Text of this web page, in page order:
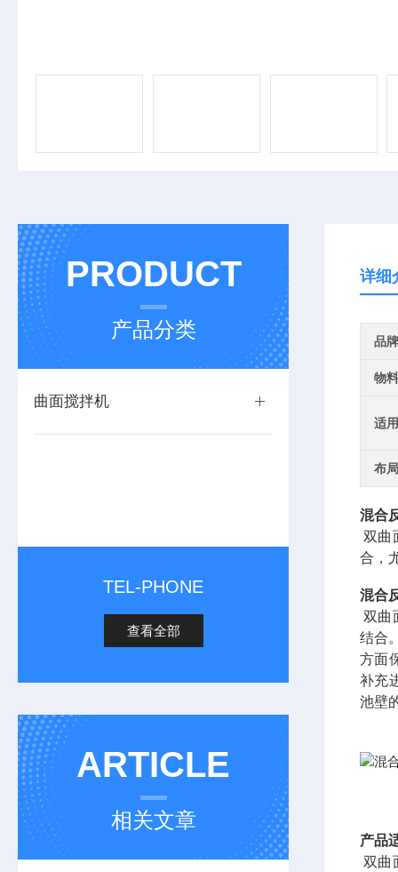
PRODUCT
产品分类
曲面搅拌机
TEL-PHONE
查看全部
ARTICLE
相关文章
详细
品牌
物
适
布
混合
双曲
合，
混合
双曲
结合
方面
补充
池壁
产品
双曲